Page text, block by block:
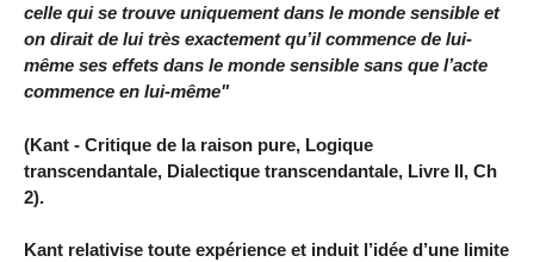
celle qui se trouve uniquement dans le monde sensible et
on dirait de lui très exactement qu’il commence de lui-
même ses effets dans le monde sensible sans que l’acte
commence en lui-même"
(Kant - Critique de la raison pure, Logique
transcendantale, Dialectique transcendantale, Livre II, Ch
2).
Kant relativise toute expérience et induit l’idée d’une limite